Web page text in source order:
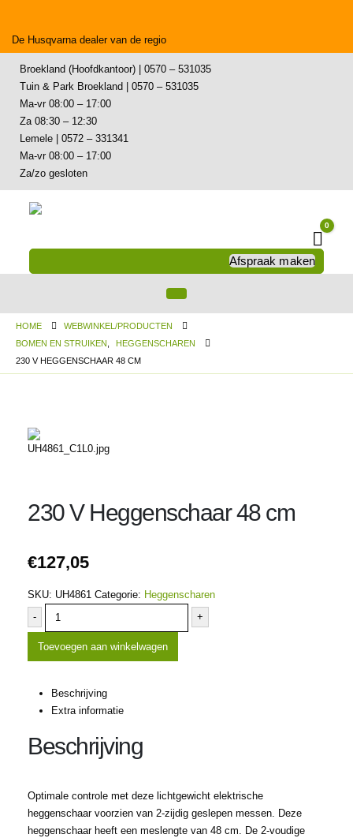
De Husqvarna dealer van de regio
Broekland (Hoofdkantoor) | 0570 – 531035
Tuin & Park Broekland | 0570 – 531035
Ma-vr 08:00 – 17:00
Za 08:30 – 12:30
Lemele | 0572 – 331341
Ma-vr 08:00 – 17:00
Za/zo gesloten
0
Afspraak maken
HOME
WEBWINKEL/PRODUCTEN
BOMEN EN STRUIKEN
HEGGENSCHAREN
230 V HEGGENSCHAAR 48 CM
230 V Heggenschaar 48 cm
€127,05
SKU: UH4861 Categorie: Heggenscharen
-
+
Toevoegen aan winkelwagen
Beschrijving
Extra informatie
Beschrijving
Optimale controle met deze lichtgewicht elektrische
heggenschaar voorzien van 2-zijdig geslepen messen. Deze
heggenschaar heeft een meslengte van 48 cm. De 2-voudige